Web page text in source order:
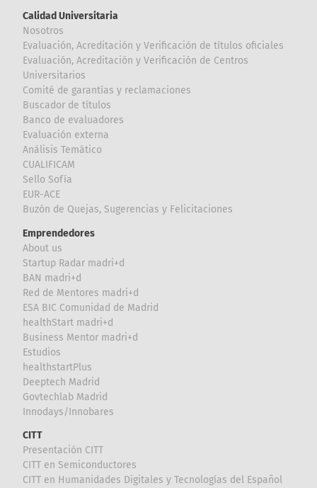
Calidad Universitaria
Nosotros
Evaluación, Acreditación y Verificación de títulos oficiales
Evaluación, Acreditación y Verificación de Centros
Universitarios
Comité de garantías y reclamaciones
Buscador de títulos
Banco de evaluadores
Evaluación externa
Análisis Temático
CUALIFICAM
Sello Sofía
EUR-ACE
Buzón de Quejas, Sugerencias y Felicitaciones
Emprendedores
About us
Startup Radar madri+d
BAN madri+d
Red de Mentores madri+d
ESA BIC Comunidad de Madrid
healthStart madri+d
Business Mentor madri+d
Estudios
healthstartPlus
Deeptech Madrid
Govtechlab Madrid
Innodays/Innobares
CITT
Presentación CITT
CITT en Semiconductores
CITT en Humanidades Digitales y Tecnologías del Español